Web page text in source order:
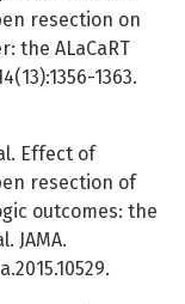
resection on
the ALaCaRT
1363.
Effect of
resection of
outcomes: the
JAMA.